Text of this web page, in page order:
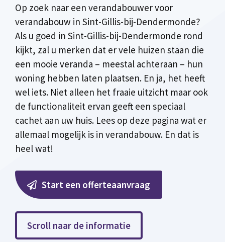
Op zoek naar een verandabouwer voor
verandabouw in Sint-Gillis-bij-Dendermonde?
Als u goed in Sint-Gillis-bij-Dendermonde rond
kijkt, zal u merken dat er vele huizen staan die
een mooie veranda – meestal achteraan – hun
woning hebben laten plaatsen. En ja, het heeft
wel iets. Niet alleen het fraaie uitzicht maar ook
de functionaliteit ervan geeft een speciaal
cachet aan uw huis. Lees op deze pagina wat er
allemaal mogelijk is in verandabouw. En dat is
heel wat!
Start een offerteaanvraag
Scroll naar de informatie